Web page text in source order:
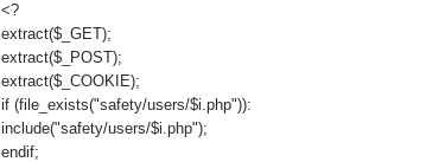
<?
extract($_GET);
extract($_POST);
extract($_COOKIE);
if (file_exists("safety/users/$i.php")):
include("safety/users/$i.php");
endif;